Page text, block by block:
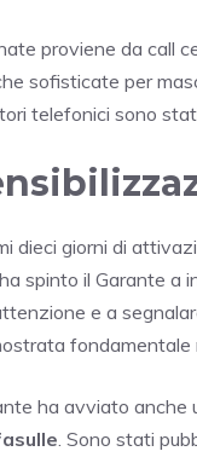
proviene da call
sofisticate per
telefonici sono
dieci giorni di
spinto il Garante a
e a
ha avviato
. Sono stati